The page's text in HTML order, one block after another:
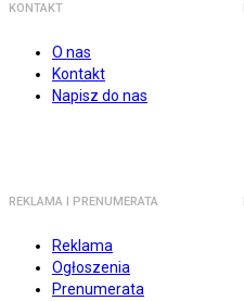
KONTAKT
O nas
Kontakt
Napisz do nas
REKLAMA I PRENUMERATA
Reklama
Ogłoszenia
Prenumerata